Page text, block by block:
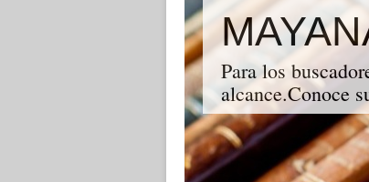
Para los
alcance.Conoce